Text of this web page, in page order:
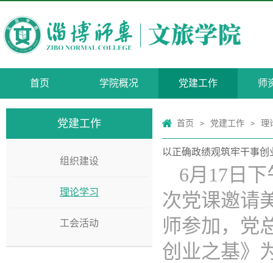
首页 学院概况 党建工作 师
党建工作
组织建设
理论学习
工会活动
首页 > 党建工作 > 理
以正确政绩观筑牢干事
6月17日
次党课邀请
师参加，党
创业之基》